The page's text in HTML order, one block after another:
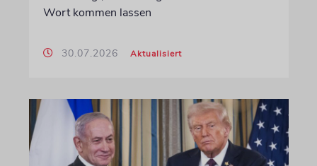
Wort kommen lassen
30.07.2026 Aktualisiert